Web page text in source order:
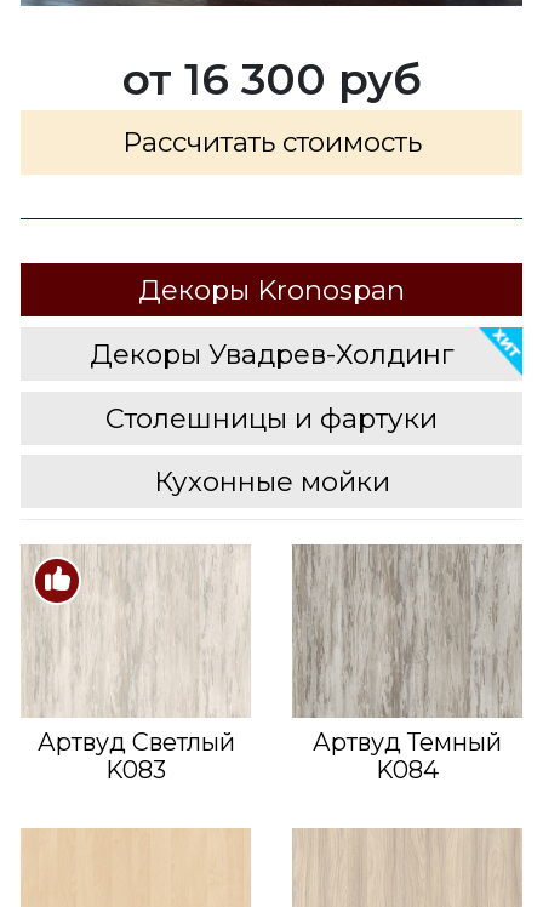
от 16 300 руб
Рассчитать стоимость
Декоры Kronospan
Декоры Увадрев-Холдинг
Столешницы и фартуки
Кухонные мойки
Артвуд Светлый
K083
Артвуд Темный
K084